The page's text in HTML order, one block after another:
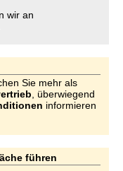
wir an
Sie mehr als
, überwiegend
informieren
führen